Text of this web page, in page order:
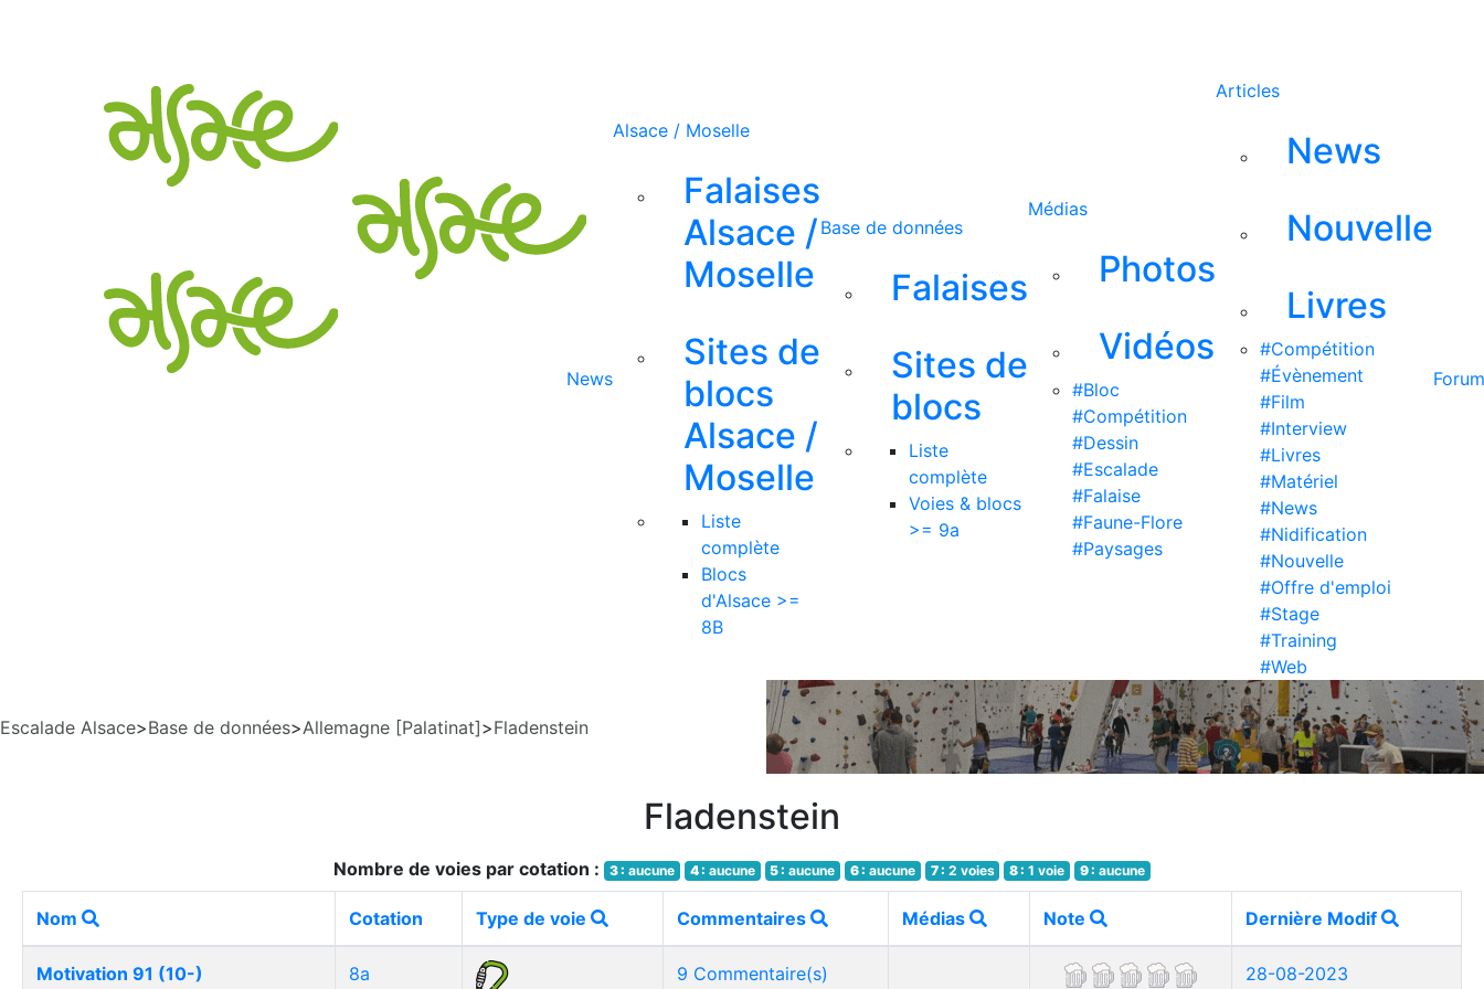
News
Alsace / Moselle
Falaises
Alsace /
Moselle
Sites de
blocs
Alsace /
Moselle
Liste
complète
Blocs
d'Alsace >=
8B
Base de données
Falaises
Sites de
blocs
Liste
complète
Voies & blocs
>= 9a
Médias
Photos
Vidéos
#Bloc
#Compétition
#Dessin
#Escalade
#Falaise
#Faune-Flore
#Paysages
Articles
News
Nouvelle
Livres
#Compétition
#Évènement
#Film
#Interview
#Livres
#Matériel
#News
#Nidification
#Nouvelle
#Offre d'emploi
#Stage
#Training
#Web
Forum
Escalade Alsace>Base de données>Allemagne [Palatinat]>Fladenstein
Fladenstein
Nombre de voies par cotation : 3 : aucune 4 : aucune 5 : aucune 6 : aucune 7 : 2 voies 8 : 1 voie 9 : aucune
Nom Cotation Type de voie Commentaires Médias Note Dernière Modif
Motivation 91 (10-) 8a 9 Commentaire(s) 28-08-2023